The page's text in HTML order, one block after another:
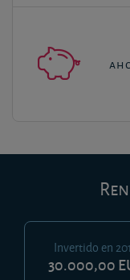
Invertido en
30.000,00